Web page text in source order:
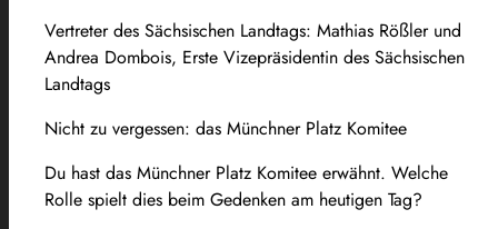
Vertreter des Sächsischen Landtags: Mathias Rößler und
Andrea Dombois, Erste Vizepräsidentin des Sächsischen
Landtags
Nicht zu vergessen: das Münchner Platz Komitee
Du hast das Münchner Platz Komitee erwähnt. Welche
Rolle spielt dies beim Gedenken am heutigen Tag?